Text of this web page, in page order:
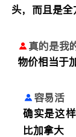
头，而且是全
真的是我
物价相当于
容易活
确实是这
比加拿大